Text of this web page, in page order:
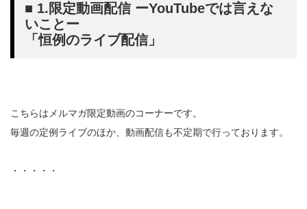
■ 1.限定動画配信 ーYouTubeでは言えな
いことー
「恒例のライブ配信」
こちらはメルマガ限定動画のコーナーです。
毎週の定例ライブのほか、動画配信も不定期で行っております。
・・・・・